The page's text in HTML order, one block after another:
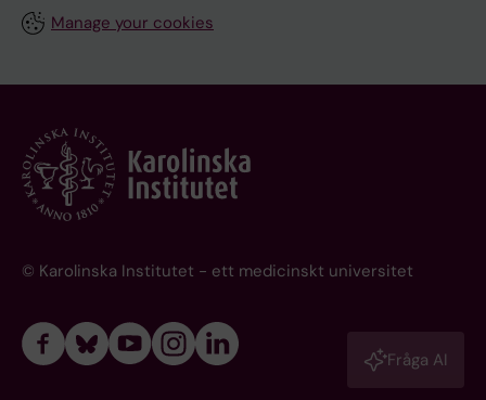
Manage your cookies
© Karolinska Institutet - ett medicinskt universitet
Fråga AI